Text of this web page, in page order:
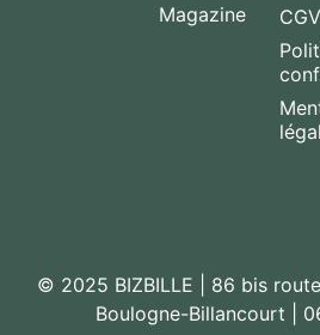
Magazine
CGV
© 2025 BIZBILLE | 86 bis
Boulogne-Billancourt |